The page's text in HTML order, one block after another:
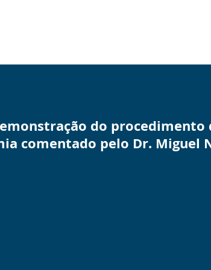
do procedimento
comentado pelo Dr. Miguel